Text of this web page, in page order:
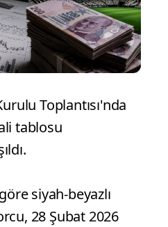
Toplantısı'nda
tablosu
siyah-beyazlı
28 Şubat 2026